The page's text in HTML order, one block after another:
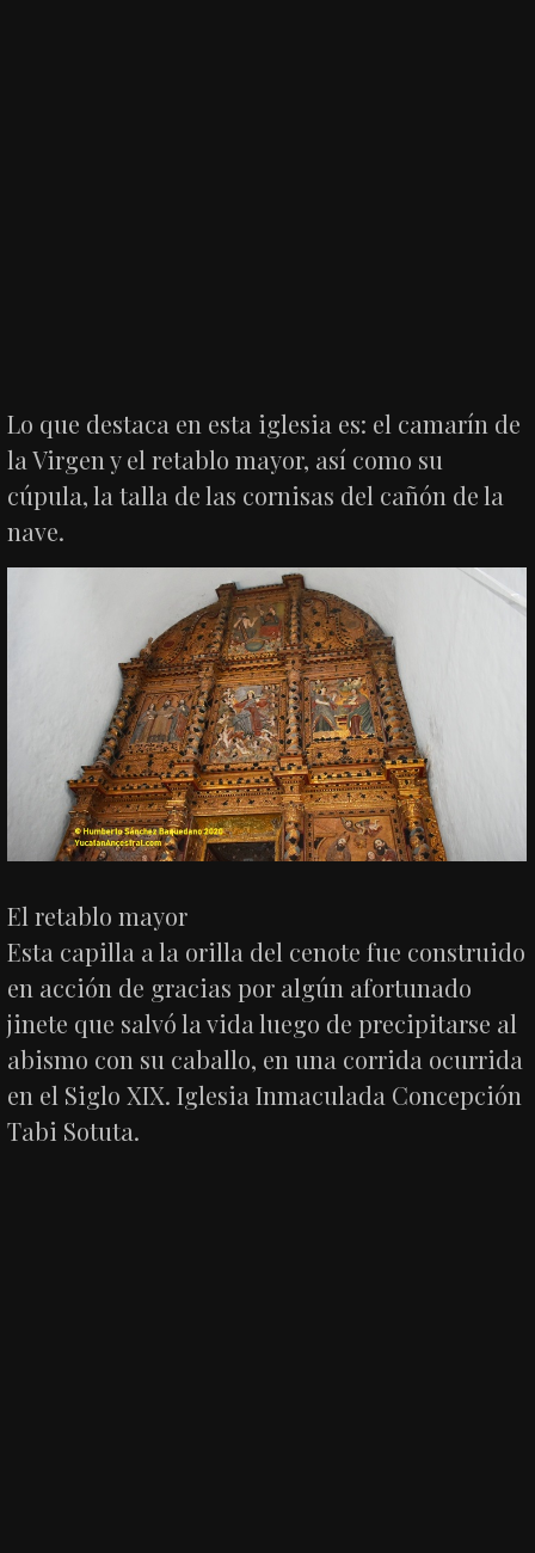
Lo que destaca en esta iglesia es: el camarín de
la Virgen y el retablo mayor, así como su
cúpula, la talla de las cornisas del cañón de la
nave.
El retablo mayor
Esta capilla a la orilla del cenote fue construido
en acción de gracias por algún afortunado
jinete que salvó la vida luego de precipitarse al
abismo con su caballo, en una corrida ocurrida
en el Siglo XIX. Iglesia Inmaculada Concepción
Tabi Sotuta.